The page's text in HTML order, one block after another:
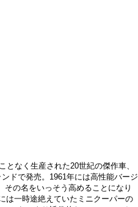
なく生産された20世紀の傑作車、
ドで発売。1961年には高性能バージ
の名をいっそう高めることになり
は一時途絶えていたミニクーパーの